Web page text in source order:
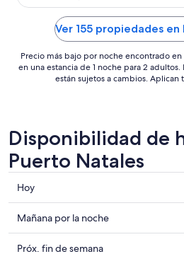
Ver 155 propiedades
Precio más bajo por noche encontrado en
en una estancia de 1 noche para 2
están sujetos a cambios. Aplican
Disponibilidad de
Puerto Natales
Consultar
precios
en
Puerto
Natales
Hoy
Consultar
precios
en
Mañana por la noche
Consultar
Próx. fin de semana